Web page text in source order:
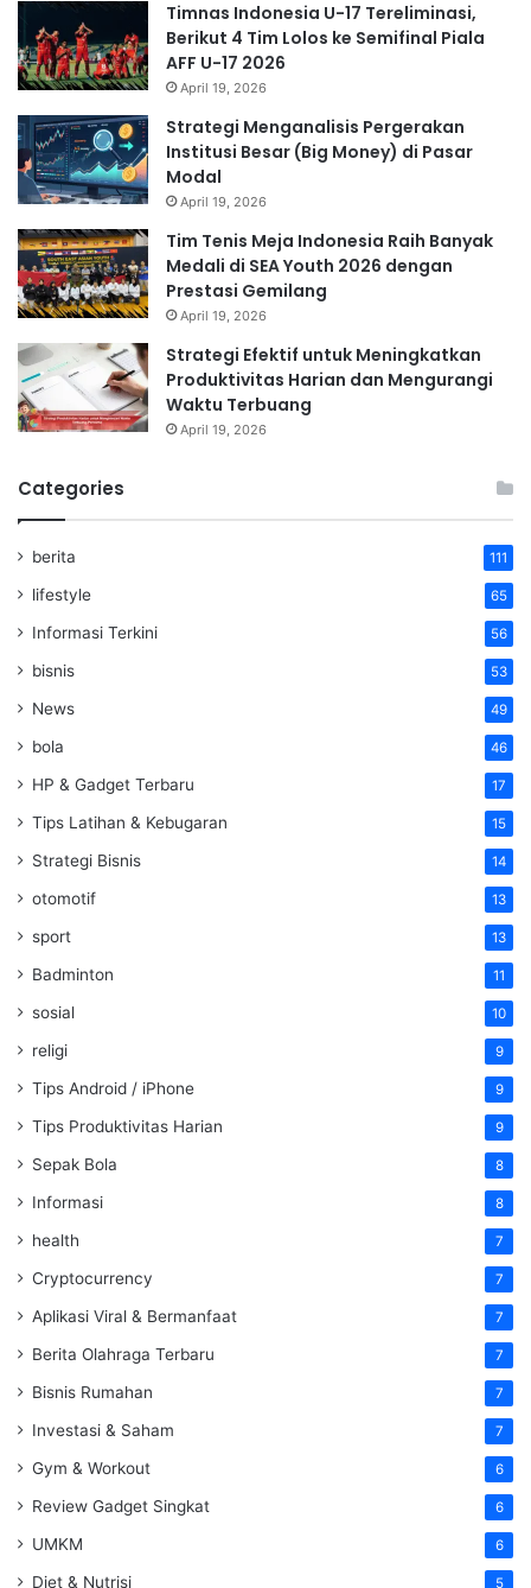
Timnas Indonesia U-17 Tereliminasi,
Berikut 4 Tim Lolos ke Semifinal Piala
AFF U-17 2026
April 19, 2026
Strategi Menganalisis Pergerakan
Institusi Besar (Big Money) di Pasar
Modal
April 19, 2026
Tim Tenis Meja Indonesia Raih Banyak
Medali di SEA Youth 2026 dengan
Prestasi Gemilang
April 19, 2026
Strategi Efektif untuk Meningkatkan
Produktivitas Harian dan Mengurangi
Waktu Terbuang
April 19, 2026
Categories
berita 111
lifestyle 65
Informasi Terkini 56
bisnis 53
News 49
bola 46
HP & Gadget Terbaru 17
Tips Latihan & Kebugaran 15
Strategi Bisnis 14
otomotif 13
sport 13
Badminton 11
sosial 10
religi 9
Tips Android / iPhone 9
Tips Produktivitas Harian 9
Sepak Bola 8
Informasi 8
health 7
Cryptocurrency 7
Aplikasi Viral & Bermanfaat 7
Berita Olahraga Terbaru 7
Bisnis Rumahan 7
Investasi & Saham 7
Gym & Workout 6
Review Gadget Singkat 6
UMKM 6
Diet & Nutrisi 5